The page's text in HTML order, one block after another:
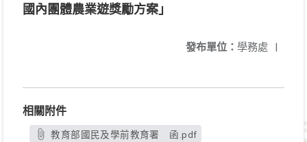
國內團體農業遊獎勵方案」
發布單位： 學務處 |
相關附件
教育部國民及學前教育署 函.pdf